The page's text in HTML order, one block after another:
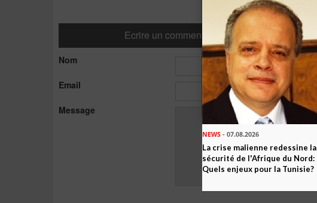
Ecrire un commentaire
Nom
Email
Message
NEWS - 07.08.2026
La crise malienne redessine la
sécurité de l'Afrique du Nord:
Quels enjeux pour la Tunisie?